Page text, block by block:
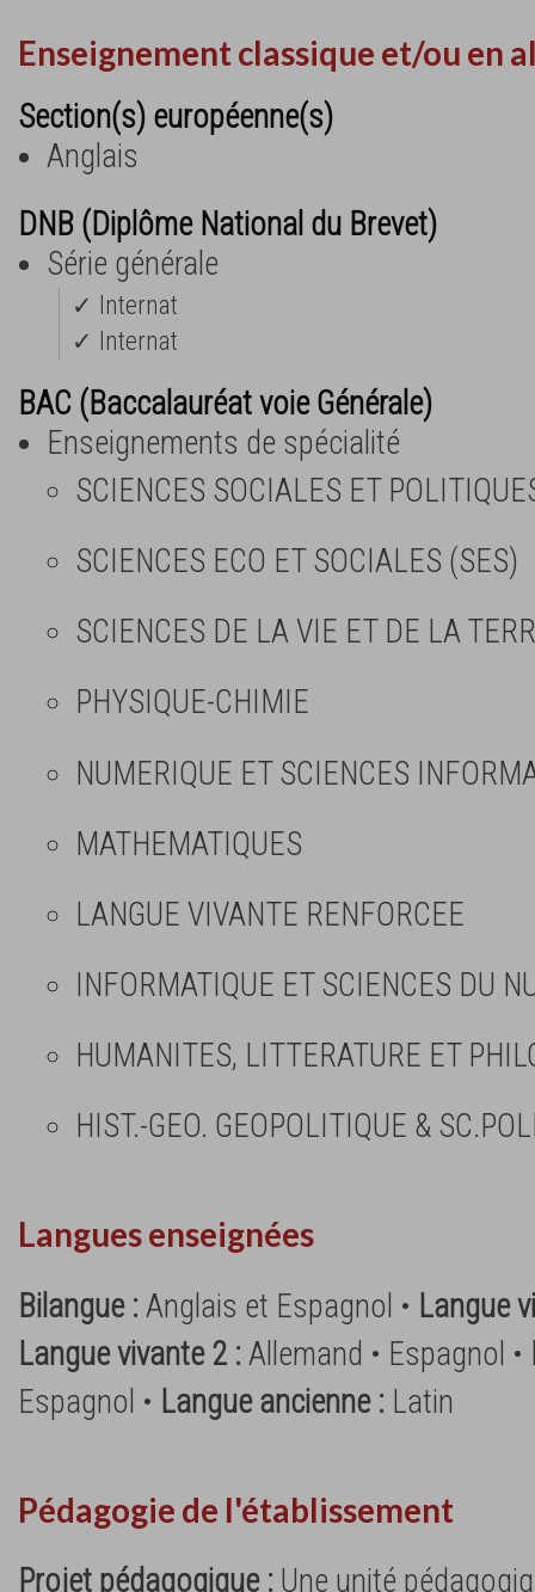
Enseignement classique et/ou en
Section(s) européenne(s)
Anglais
DNB (Diplôme National du Brevet)
Série générale
✓ Internat
✓ Internat
BAC (Baccalauréat voie Générale)
Enseignements de spécialité
SCIENCES SOCIALES ET
SCIENCES ECO ET SOCIALES (SES)
SCIENCES DE LA VIE ET DE LA
PHYSIQUE-CHIMIE
NUMERIQUE ET SCIENCES
MATHEMATIQUES
LANGUE VIVANTE RENFORCEE
INFORMATIQUE ET SCIENCES DU
HUMANITES, LITTERATURE ET
HIST.-GEO. GEOPOLITIQUE &
Langues enseignées
Bilangue :Anglais et Espagnol • Langue
Langue vivante 2 :Allemand • Espagnol •
Espagnol • Langue ancienne : Latin
Pédagogie de l'établissement
Projet pédagogique : Une unité